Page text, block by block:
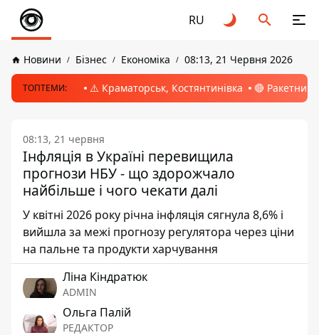
RU
Новини Бізнес Економіка 08:13, 21 Червня 2026
ТОПТЕМИ: ⚠️ Краматорськ, Костянтинівка 🔴 Ракетний
08:13, 21 червня
Інфляція в Україні перевищила
прогнози НБУ - що здорожчало
найбільше і чого чекати далі
У квітні 2026 року річна інфляція сягнула 8,6% і
вийшла за межі прогнозу регулятора через ціни
на пальне та продукти харчування
Ліна Кіндратюк
ADMIN
Ольга Палій
РЕДАКТОР